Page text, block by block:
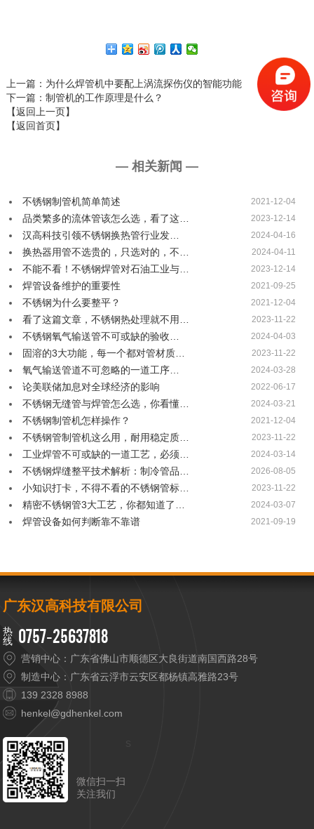
上一篇：为什么焊管机中要配上涡流探伤仪的智能功能
下一篇：制管机的工作原理是什么？
【返回上一页】
【返回首页】
— 相关新闻 —
不锈钢制管机简单简述 2021-12-04
品类繁多的流体管该怎么选，看了这… 2023-12-14
汉高科技引领不锈钢换热管行业发… 2024-04-16
换热器用管不选贵的，只选对的，不… 2024-04-11
不能不看！不锈钢焊管对石油工业与… 2023-12-14
焊管设备维护的重要性 2021-09-25
不锈钢为什么要整平？ 2021-12-04
看了这篇文章，不锈钢热处理就不用… 2023-11-22
不锈钢氧气输送管不可或缺的验收… 2024-04-03
固溶的3大功能，每一个都对管材质… 2023-11-22
氧气输送管道不可忽略的一道工序… 2024-03-28
论美联储加息对全球经济的影响 2022-06-17
不锈钢无缝管与焊管怎么选，你看懂… 2024-03-21
不锈钢制管机怎样操作？ 2021-12-04
不锈钢管制管机这么用，耐用稳定质… 2023-11-22
工业焊管不可或缺的一道工艺，必须… 2024-03-14
不锈钢焊缝整平技术解析：制冷管品… 2026-08-05
小知识打卡，不得不看的不锈钢管标… 2023-11-22
精密不锈钢管3大工艺，你都知道了… 2024-03-07
焊管设备如何判断靠不靠谱 2021-09-19
广东汉高科技有限公司
0757-25637818
营销中心：广东省佛山市顺德区大良街道南国西路28号
制造中心：广东省云浮市云安区都杨镇高雅路23号
139 2328 8988
henkel@gdhenkel.com
微信扫一扫
关注我们